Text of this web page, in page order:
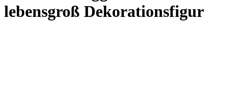
lebensgroß Dekorationsfigur